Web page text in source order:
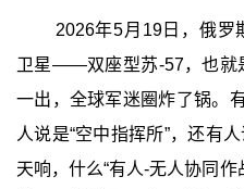
2026年5月19日，俄罗
卫星——双座型苏-57，也就
一出，全球军迷圈炸了锅。
人说是“空中指挥所”，还有
天响，什么“有人-无人协同作